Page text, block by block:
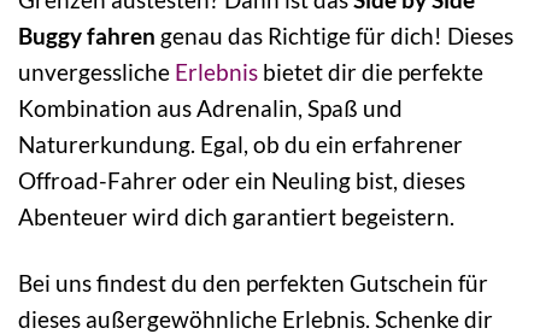
Buggy fahren genau das Richtige für dich! Dieses
unvergessliche Erlebnis bietet dir die perfekte
Kombination aus Adrenalin, Spaß und
Naturerkundung. Egal, ob du ein erfahrener
Offroad-Fahrer oder ein Neuling bist, dieses
Abenteuer wird dich garantiert begeistern.
Bei uns findest du den perfekten Gutschein für
dieses außergewöhnliche Erlebnis. Schenke dir